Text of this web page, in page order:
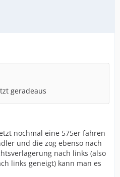
geradeaus
nochmal eine 575er fahren
und die zog ebenso nach
nach links (also
links geneigt) kann man es